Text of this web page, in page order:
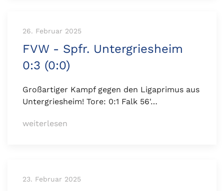
26. Februar 2025
FVW - Spfr. Untergriesheim
0:3 (0:0)
Großartiger Kampf gegen den Ligaprimus aus
Untergriesheim! Tore: 0:1 Falk 56'…
weiterlesen
23. Februar 2025